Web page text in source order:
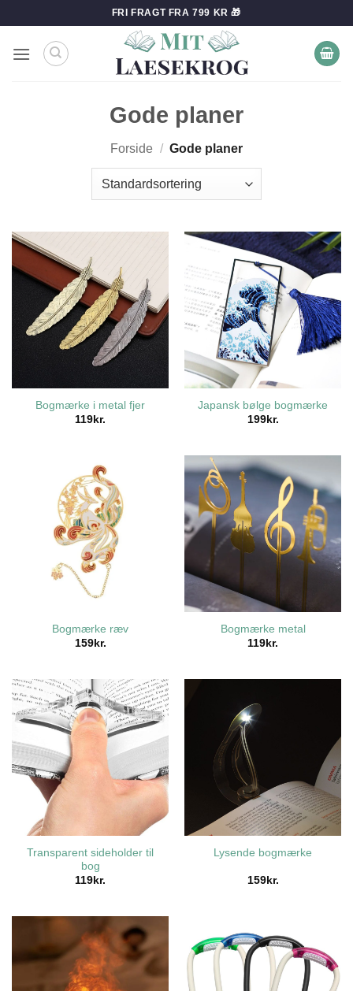
til
indhold
FRI FRAGT FRA 799 KR 🎁
Gode planer
Forside / Gode planer
Bogmærke i metal fjer
119 kr.
Japansk bølge bogmærke
199kr.
Bogmærke ræv
159kr.
Bogmærke metal
119 kr.
Transparent sideholder til
bog
119 kr.
Lysende bogmærke
159kr.